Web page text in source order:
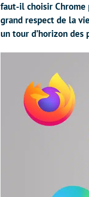
faut-il choisir Chrome
grand respect de la
un tour d’horizon